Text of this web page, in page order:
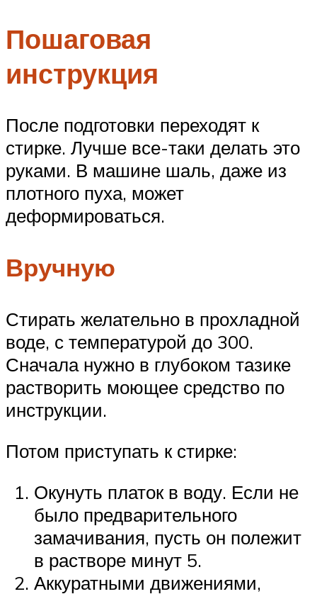
Пошаговая
инструкция
После подготовки переходят к
стирке. Лучше все-таки делать это
руками. В машине шаль, даже из
плотного пуха, может
деформироваться.
Вручную
Стирать желательно в прохладной
воде, с температурой до 300.
Сначала нужно в глубоком тазике
растворить моющее средство по
инструкции.
Потом приступать к стирке:
Окунуть платок в воду. Если не
было предварительного
замачивания, пусть он полежит
в растворе минут 5.
Аккуратными движениями,